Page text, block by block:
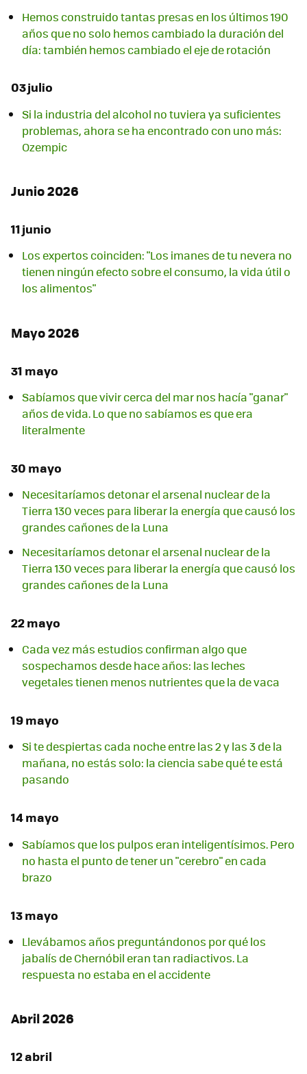
Hemos construido tantas presas en los últimos 190
años que no solo hemos cambiado la duración del
día: también hemos cambiado el eje de rotación
03 julio
Si la industria del alcohol no tuviera ya suficientes
problemas, ahora se ha encontrado con uno más:
Ozempic
Junio 2026
11 junio
Los expertos coinciden: "Los imanes de tu nevera no
tienen ningún efecto sobre el consumo, la vida útil o
los alimentos"
Mayo 2026
31 mayo
Sabíamos que vivir cerca del mar nos hacía "ganar"
años de vida. Lo que no sabíamos es que era
literalmente
30 mayo
Necesitaríamos detonar el arsenal nuclear de la
Tierra 130 veces para liberar la energía que causó los
grandes cañones de la Luna
Necesitaríamos detonar el arsenal nuclear de la
Tierra 130 veces para liberar la energía que causó los
grandes cañones de la Luna
22 mayo
Cada vez más estudios confirman algo que
sospechamos desde hace años: las leches
vegetales tienen menos nutrientes que la de vaca
19 mayo
Si te despiertas cada noche entre las 2 y las 3 de la
mañana, no estás solo: la ciencia sabe qué te está
pasando
14 mayo
Sabíamos que los pulpos eran inteligentísimos. Pero
no hasta el punto de tener un "cerebro" en cada
brazo
13 mayo
Llevábamos años preguntándonos por qué los
jabalís de Chernóbil eran tan radiactivos. La
respuesta no estaba en el accidente
Abril 2026
12 abril